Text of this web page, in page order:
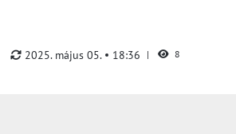
2025. május 05. 18:36 8